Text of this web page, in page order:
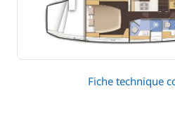
Fiche technique